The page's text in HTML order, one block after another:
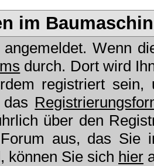
im
Wenn
durch. Dort wird
registriert
über den
aus, das Sie
können Sie sich hier